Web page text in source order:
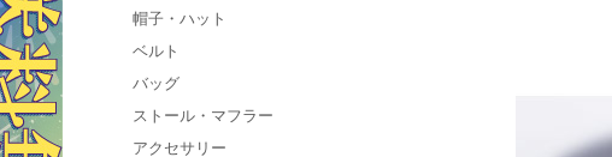
帽子・ハット
ベルト
バッグ
ストール・マフラー
アクセサリー